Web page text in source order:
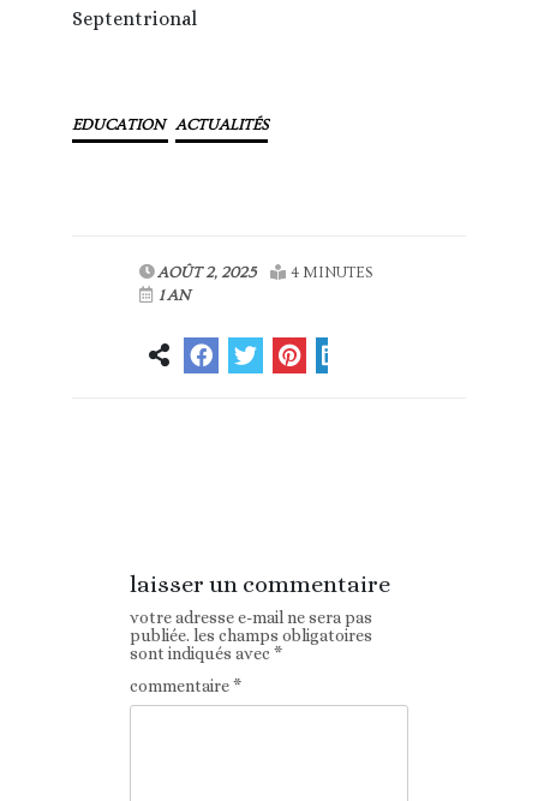
Septentrional
EDUCATION ACTUALITÉS
AOÛT 2, 2025
4 MINUTES
1 AN
laisser un commentaire
votre adresse e-mail ne sera pas
publiée. les champs obligatoires
sont indiqués avec*
commentaire*